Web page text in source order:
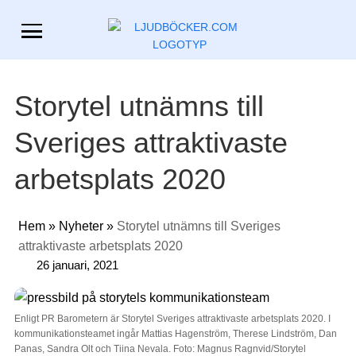
Storytel utnämns till
Sveriges attraktivaste
arbetsplats 2020
Hem» Nyheter» Storytel utnämns till Sveriges
attraktivaste arbetsplats 2020
26 januari, 2021
Enligt PR Barometern är Storytel Sveriges attraktivaste arbetsplats 2020. I
kommunikationsteamet ingår Mattias Hagenström, Therese Lindström, Dan
Panas, Sandra Olt och Tiina Nevala. Foto: Magnus Ragnvid/Storytel